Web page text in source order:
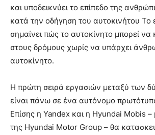
και υποδεικνύει το επίπεδο της
κατά την οδήγηση του αυτοκινήτου Το
σημαίνει πώς το αυτοκίνητο μπορεί
στους δρόμους χωρίς να υπάρχει
αυτοκίνητο.
Η πρώτη σειρά εργασιών μεταξύ των
είναι πάνω σε ένα αυτόνομο
Επίσης η Yandex και η Hyundai Mobis –
της Hyundai Motor Group – θα